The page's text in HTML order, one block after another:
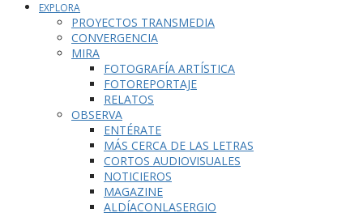
EXPLORA
PROYECTOS TRANSMEDIA
CONVERGENCIA
MIRA
FOTOGRAFÍA ARTÍSTICA
FOTOREPORTAJE
RELATOS
OBSERVA
ENTÉRATE
MÁS CERCA DE LAS LETRAS
CORTOS AUDIOVISUALES
NOTICIEROS
MAGAZINE
ALDÍACONLASERGIO